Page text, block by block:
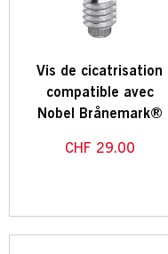
Vis de cicatrisation
compatible avec
Nobel Brånemark®
CHF 29.00